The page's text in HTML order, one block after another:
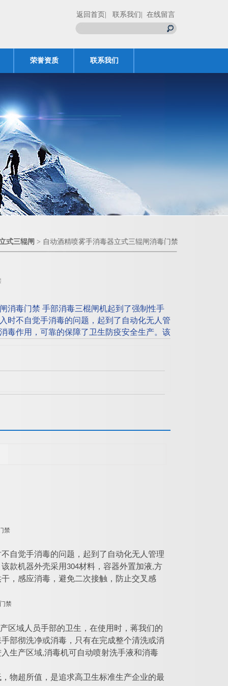
返回首页 | 联系我们 | 在线留言
荣誉资质 联系我们
式三辊闸 > 自动酒精喷雾手消毒器立式三辊闸消毒门禁
消毒门禁 手部消毒三棍闸机起到了强制性手
时不自觉手消毒的问题，起到了自动化无人管
毒作用，可靠的保障了卫生防疫安全生产。该
自觉手消毒的问题，起到了自动化无人管理
款机器外壳采用304材料，容器外置加液,方
，感应消毒，避免二次接触，防止交叉感
区域人员手部的卫生，在使用时，蒋我们的
部彻洗净或消毒，只有在完成整个清洗或消
生产区域,消毒机可自动喷射洗手液和消毒
物超所值，是追求高卫生标准生产企业的最